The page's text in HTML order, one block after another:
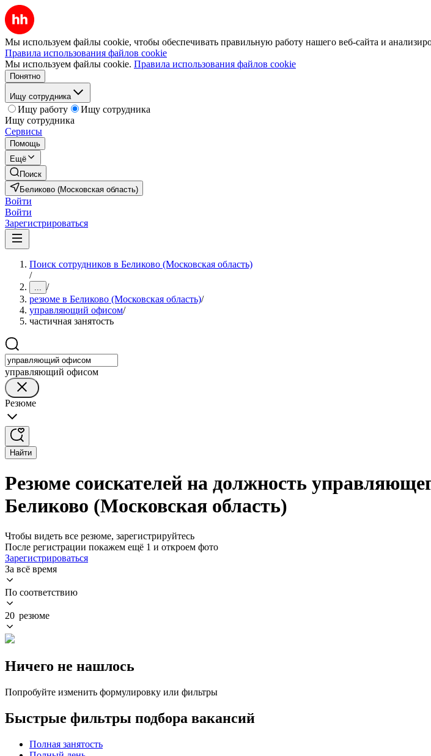
Мы используем файлы cookie, чтобы обеспечивать правильную работу нашего веб-сайта и
Правила использования файлов cookie
Мы используем файлы cookie. Правила использования файлов cookie
Понятно
Ищу сотрудника
Ищу работу
Ищу сотрудника
Ищу сотрудника
Сервисы
Помощь
Ещё
Поиск
Беликово (Московская область)
Войти
Войти
Зарегистрироваться
Поиск сотрудников в Беликово (Московская область)
/
... /
резюме в Беликово (Московская область)/
управляющий офисом/
частичная занятость
управляющий офисом
Резюме
Найти
Резюме соискателей на должность
Беликово (Московская область)
Чтобы видеть все резюме, зарегистрируйтесь
После регистрации покажем ещё 1 и откроем фото
Зарегистрироваться
За всё время
По соответствию
20 резюме
Ничего не нашлось
Попробуйте изменить формулировку или фильтры
Быстрые фильтры подбора вакансий
Полная занятость